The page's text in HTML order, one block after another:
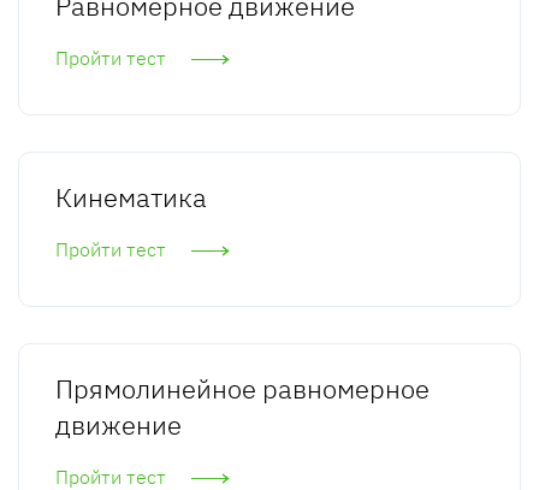
Пройти тест
Кинематика
Пройти тест
Прямолинейное равномерное
движение
Пройти тест